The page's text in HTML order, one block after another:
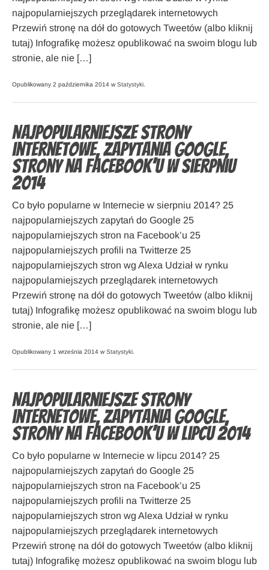
najpopularniejszych przeglądarek internetowych
Przewiń stronę na dół do gotowych Tweetów (albo kliknij
tutaj) Infografikę możesz opublikować na swoim blogu lub
stronie, ale nie […]
Opublikowany 2 października 2014 w Statystyki
Najpopularniejsze strony
internetowe, zapytania Google,
strony na Facebook’u w sierpniu
2014
Co było popularne w Internecie w sierpniu 2014? 25
najpopularniejszych zapytań do Google 25
najpopularniejszych stron na Facebook’u 25
najpopularniejszych profili na Twitterze 25
najpopularniejszych stron wg Alexa Udział w rynku
najpopularniejszych przeglądarek internetowych
Przewiń stronę na dół do gotowych Tweetów (albo kliknij
tutaj) Infografikę możesz opublikować na swoim blogu lub
stronie, ale nie […]
Opublikowany 1 września 2014 w Statystyki
Najpopularniejsze strony
internetowe, zapytania Google,
strony na Facebook’u w lipcu 2014
Co było popularne w Internecie w lipcu 2014? 25
najpopularniejszych zapytań do Google 25
najpopularniejszych stron na Facebook’u 25
najpopularniejszych profili na Twitterze 25
najpopularniejszych stron wg Alexa Udział w rynku
najpopularniejszych przeglądarek internetowych
Przewiń stronę na dół do gotowych Tweetów (albo kliknij
tutaj) Infografikę możesz opublikować na swoim blogu lub